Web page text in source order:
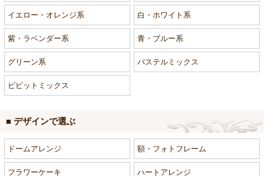
イエロー・オレンジ系 白・ホワイト系
紫・ラベンダー系 青・ブルー系
グリーン系 パステルミックス
ビビットミックス
■ デザインで選ぶ
ドームアレンジ 額・フォトフレーム
フラワーケーキ ハートアレンジ